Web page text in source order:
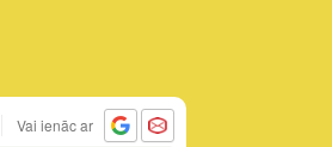
Vai ienāc ar